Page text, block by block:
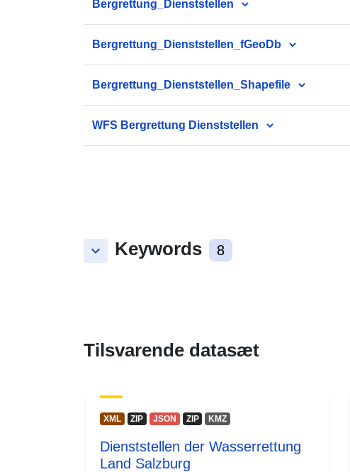
Bergrettung_Dienststellen
Bergrettung_Dienststellen_fGeoDb
Bergrettung_Dienststellen_Shapefile
WFS Bergrettung Dienststellen
keyboard_arrow_down Keywords 8
Tilsvarende datasæt
XML ZIP JSON ZIP KMZ
Dienststellen der Wasserrettung
Land Salzburg